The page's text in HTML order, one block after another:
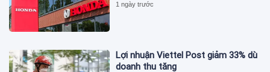
1 ngày trước
Lợi nhuận Viettel Post giảm 33% dù
doanh thu tăng